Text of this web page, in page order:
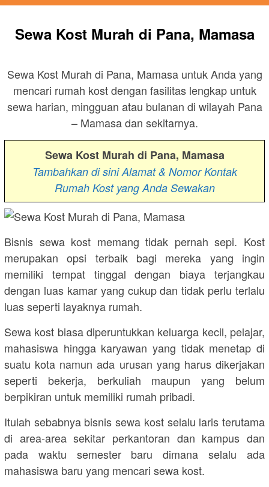
Sewa Kost Murah di Pana, Mamasa
Sewa Kost Murah di Pana, Mamasa untuk Anda yang
mencari rumah kost dengan fasilitas lengkap untuk
sewa harian, mingguan atau bulanan di wilayah Pana
– Mamasa dan sekitarnya.
Sewa Kost Murah di Pana, Mamasa
Tambahkan di sini Alamat & Nomor Kontak
Rumah Kost yang Anda Sewakan
Bisnis sewa kost memang tidak pernah sepi. Kost
merupakan opsi terbaik bagi mereka yang ingin
memiliki tempat tinggal dengan biaya terjangkau
dengan luas kamar yang cukup dan tidak perlu terlalu
luas seperti layaknya rumah.
Sewa kost biasa diperuntukkan keluarga kecil, pelajar,
mahasiswa hingga karyawan yang tidak menetap di
suatu kota namun ada urusan yang harus dikerjakan
seperti bekerja, berkuliah maupun yang belum
berpikiran untuk memiliki rumah pribadi.
Itulah sebabnya bisnis sewa kost selalu laris terutama
di area-area sekitar perkantoran dan kampus dan
pada waktu semester baru dimana selalu ada
mahasiswa baru yang mencari sewa kost.